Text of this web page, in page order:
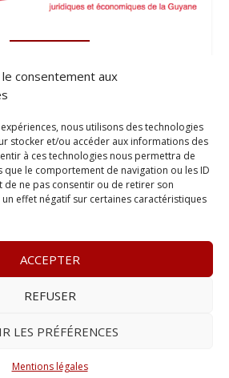
consentement aux
nous utilisons des technologies
stocker et/ou accéder aux informations des
à ces technologies nous permettra de
le comportement de navigation ou les ID
de ne pas consentir ou de retirer son
effet négatif sur certaines caractéristiques
ACCEPTER
REFUSER
LES PRÉFÉRENCES
Mentions légales
–Zone Franche Cité Dillon
contact@lelegis.fr–
❤ par l’Agence 4gency